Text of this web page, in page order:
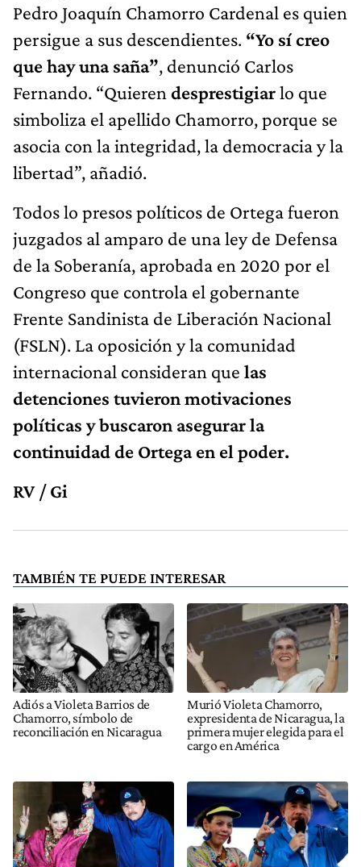
Pedro Joaquín Chamorro Cardenal es quien
persigue a sus descendientes. “Yo sí creo
que hay una saña”, denunció Carlos
Fernando. “Quieren desprestigiarlo que
simboliza el apellido Chamorro, porque se
asocia con la integridad, la democracia y la
libertad”, añadió.
Todos lo presos políticos de Ortega fueron
juzgados al amparo de una ley de Defensa
de la Soberanía, aprobada en 2020 por el
Congreso que controla el gobernante
Frente Sandinista de Liberación Nacional
(FSLN). La oposición y la comunidad
internacional consideran que las
detenciones tuvieron motivaciones
políticas y buscaron asegurar la
continuidad de Ortega en el poder.
RV / Gi
TAMBIÉN TE PUEDE INTERESAR
Adiós a Violeta Barrios de
Chamorro, símbolo de
reconciliación en Nicaragua
Murió Violeta Chamorro,
expresidenta de Nicaragua, la
primera mujer elegida para el
cargo en América